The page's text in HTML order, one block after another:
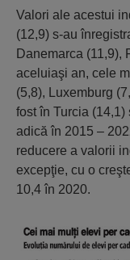
Valori ale acestui
(12,9) s-au
Danemarca (11,9),
aceluiaşi an, cele
(5,8), Luxemburg
fost în Turcia
adică în 2015 –
reducere a valorii
excepţie, cu o
10,4 în 2020.